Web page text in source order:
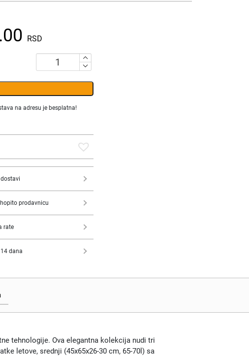
RSD
Travelite
Panelo
na adresu je besplatna!
prodavnicu
rate
dana
tehnologije. Ova elegantna kolekcija nudi tri
letove, srednji (45x65x26-30 cm, 65-70l) sa